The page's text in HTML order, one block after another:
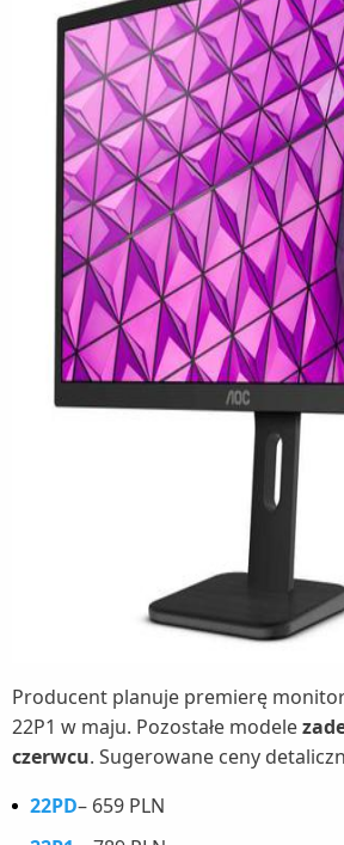
Producent planuje premierę
22P1 w maju. Pozostałe modele
czerwcu. Sugerowane ceny
22PD– 659 PLN